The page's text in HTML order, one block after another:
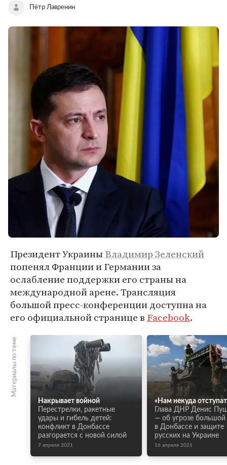
Пётр Лавренин
Президент УкраиныВладимир Зеленский
попенял Франции и Германии за
ослабление поддержки его страны на
международной арене. Трансляция
большой пресс-конференции доступна на
его официальной странице в Facebook.
Материалы по теме
Накрывает войной
Перестрелки, ракетные
удары и гибель детей:
конфликт в Донбассе
разгорается с новой силой
7 апреля 2021
«Нам некуда
Глава ДНР Денис
— об угрозе
в Донбассе и защите
русских на Украине
16 апреля 2021